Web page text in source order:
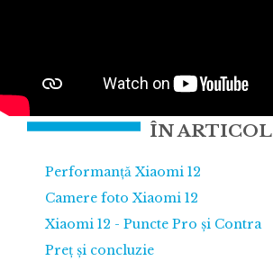
ÎN ARTICOL
Performanță Xiaomi 12
Camere foto Xiaomi 12
Xiaomi 12 - Puncte Pro și Contra
Preț și concluzie